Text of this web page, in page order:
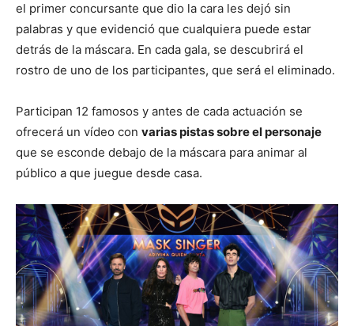
el primer concursante que dio la cara les dejó sin
palabras y que evidenció que cualquiera puede estar
detrás de la máscara. En cada gala, se descubrirá el
rostro de uno de los participantes, que será el eliminado.
Participan 12 famosos y antes de cada actuación se
ofrecerá un vídeo con varias pistas sobre el personaje
que se esconde debajo de la máscara para animar al
público a que juegue desde casa.